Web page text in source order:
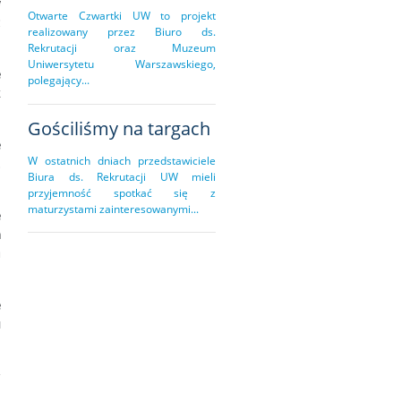
Otwarte Czwartki UW to projekt
realizowany przez Biuro ds.
Rekrutacji oraz Muzeum
Uniwersytetu Warszawskiego,
polegający...
Gościliśmy na targach
W ostatnich dniach przedstawiciele
Biura ds. Rekrutacji UW mieli
przyjemność spotkać się z
maturzystami zainteresowanymi...